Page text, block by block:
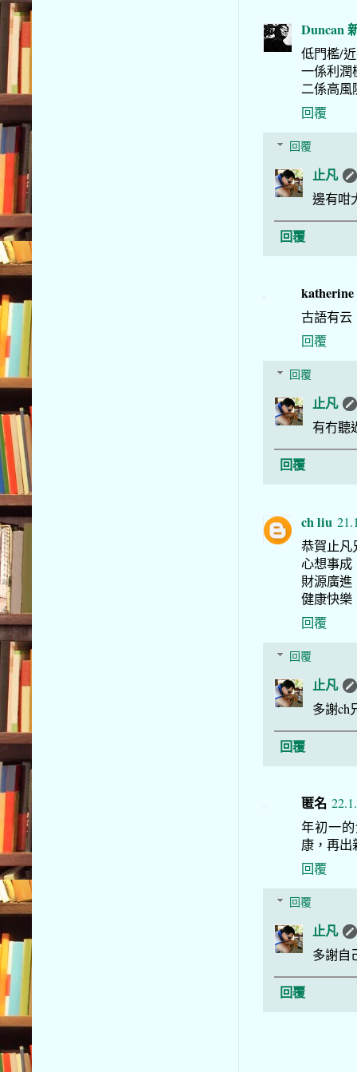
Duncan
低門檻/
一係利潤
二係高風
回覆
回覆
止凡
邊有咁
回覆
katherine
古語有云
回覆
回覆
止凡
有冇聽
回覆
ch liu
恭賀止凡
心想事成
財源廣進
健康快樂
回覆
回覆
止凡
多謝ch
回覆
匿名
年初一
康，再出
回覆
回覆
止凡
多謝自
回覆